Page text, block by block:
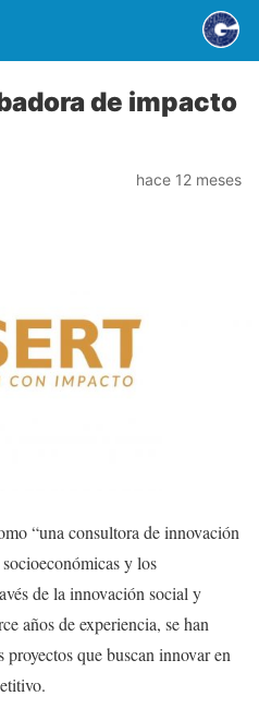
de impacto
hace 12 meses
“una consultora de innovación
y los
de la innovación social y
años de experiencia, se han
que buscan innovar en